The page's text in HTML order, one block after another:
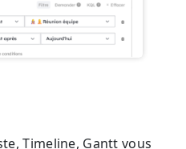
Timeline, Gantt vous